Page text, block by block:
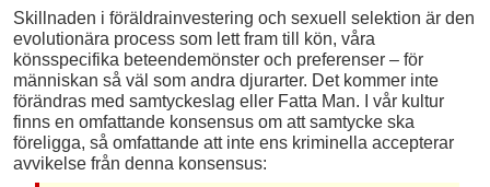
Skillnaden i föräldrainvestering och sexuell selektion är den
evolutionära process som lett fram till kön, våra
könsspecifika beteendemönster och preferenser – för
människan så väl som andra djurarter. Det kommer inte
förändras med samtyckeslag eller Fatta Man. I vår kultur
finns en omfattande konsensus om att samtycke ska
föreligga, så omfattande att inte ens kriminella accepterar
avvikelse från denna konsensus: